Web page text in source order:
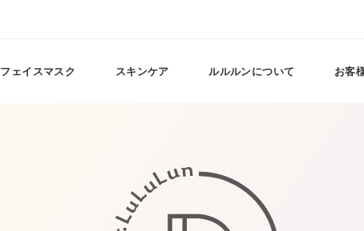
フェイスマスク スキンケア ルルルンについて お客